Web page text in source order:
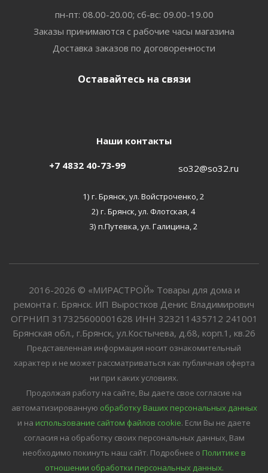
пн-пт: 08.00-20.00; сб-вс: 09.00-19.00
Заказы принимаются с рабочие часы магазина
Доставка заказов по договоренности
Оставайтесь на связи
Наши контакты
+7 4832 40-73-99 so32@so32.ru
1) г. Брянск, ул. Войстроченко, 2
2) г. Брянск, ул. Флотская, 4
3) п.Путевка, ул. Галицина, 2
2016-2026 © «МИРАСТРОЙ» Товары для дома и
ремонта г. Брянск. ИП Выростков Денис Владимирович
ОГРНИП 317325600001628 ИНН 323211435712 241001
Брянская обл., г.Брянск, ул.Костычева, д.68, корп.1, кв.26
Представленная информация носит ознакомительный
характер и не может рассматриваться как публичная оферта
ни при каких условиях.
Продолжая работу на сайте, Вы даете свое согласие на
автоматизированную обработку Ваших персональных данных
и на использование сайтом файлов cookie. Если Вы не даете
согласия на обработку своих персональных данных, Вам
необходимо покинуть наш сайт. Подробнее о Политике в
отношении обработки персональных данных.